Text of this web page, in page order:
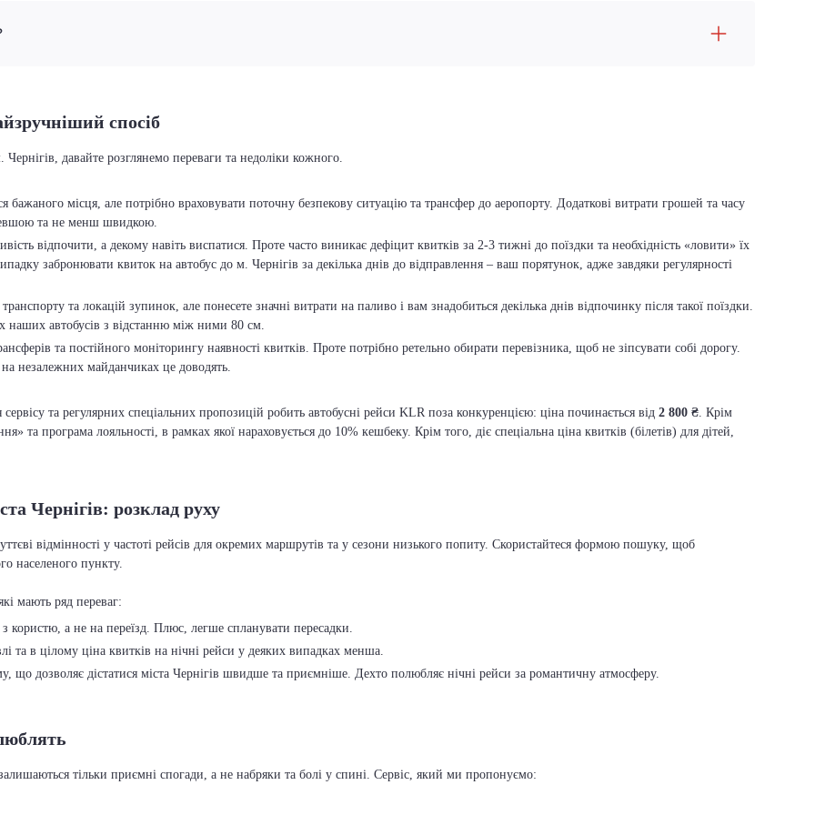
спосіб
давайте розглянемо переваги та недоліки кожного.
бажаного місця, але потрібно враховувати поточну безпекову ситуацію та трансфер до аеропорту. Додаткові витрати грошей та часу
та не менш швидкою.
відпочити, а декому навіть виспатися. Проте часто виникає дефіцит квитків за 2-3 тижні до поїздки та необхідність «ловити» їх
забронювати квиток на автобус до м. Чернігів за декілька днів до відправлення – ваш порятунок, адже завдяки регулярності
та локацій зупинок, але понесете значні витрати на паливо і вам знадобиться декілька днів відпочинку після такої поїздки.
наших автобусів з відстанню між ними 80 см.
та постійного моніторингу наявності квитків. Проте потрібно ретельно обирати перевізника, щоб не зіпсувати собі дорогу.
незалежних майданчиках це доводять.
та регулярних спеціальних пропозицій робить автобусні рейси KLR поза конкуренцією: ціна починається від 2 800 ₴. Крім
та програма лояльності, в рамках якої нараховується до 10% кешбеку. Крім того, діє спеціальна ціна квитків (білетів) для дітей,
Чернігів: розклад руху
відмінності у частоті рейсів для окремих маршрутів та у сезони низького попиту. Скористайтеся формою пошуку, щоб
населеного пункту.
користю, а не на переїзд. Плюс, легше спланувати пересадки.
та в цілому ціна квитків на нічні рейси у деяких випадках менша.
що дозволяє дістатися міста Чернігів швидше та приємніше. Дехто полюбляє нічні рейси за романтичну атмосферу.